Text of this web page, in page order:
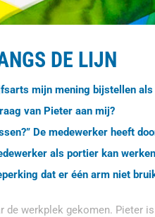
DE LIJN
mijn mening bijstellen
van Pieter aan mij?
De medewerker heeft
als portier kan
dat er één arm niet
de werkplek gekomen. Pieter